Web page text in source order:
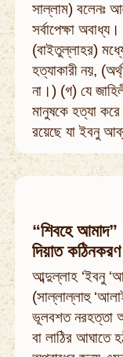
সাল্লাম) বলেনঃ
সর্বাপেক্ষা
(বাইতুল্লাহর)
হত্যাকারী নয়,
না।) (গ) যে
মানুষকে হত্যা
রয়েছে যা ইবনু
“শিবহে
দিয়াত
আব্দুল্লাহ ‘ইবনু
(সাল্লাল্লাহু
ভূলবশত নরহত্তা
বা লাঠির আঘাতে